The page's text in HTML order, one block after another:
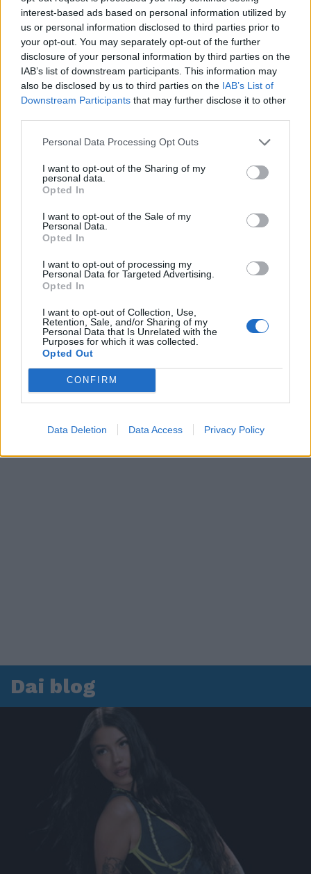
interest-based ads based on personal information utilized by
us or personal information disclosed to third parties prior to
your opt-out. You may separately opt-out of the further
disclosure of your personal information by third parties on the
IAB’s list of downstream participants. This information may
also be disclosed by us to third parties on the IAB’s List of
Downstream Participants that may further disclose it to other
Personal Data Processing Opt Outs
I want to opt-out of the Sharing of my
personal data.
Opted In
I want to opt-out of the Sale of my
Personal Data.
Opted In
I want to opt-out of processing my
Personal Data for Targeted Advertising.
Opted In
I want to opt-out of Collection, Use,
Retention, Sale, and/or Sharing of my
Personal Data that Is Unrelated with the
Purposes for which it was collected.
Opted Out
CONFIRM
Data Deletion Data Access Privacy Policy
Dai blog